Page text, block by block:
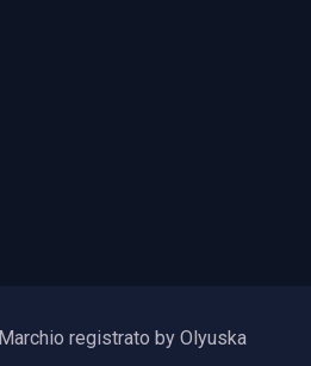
registrato by Olyuska